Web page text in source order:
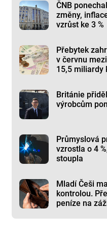
ČNB
změny,
vzrůst ke 3 %
Přebytek
v červnu
15,5 miliardy
Británie
výrobcům
Průmyslová
vzrostla o 4
stoupla
Mladí Češi
kontrolou.
peníze na